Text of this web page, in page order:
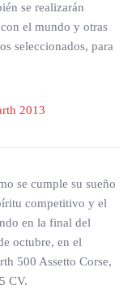
se realizarán
el mundo y otras
seleccionados, para
se cumple su sueño
competitivo y el
en la final del
octubre, en el
500 Assetto Corse,
CV.